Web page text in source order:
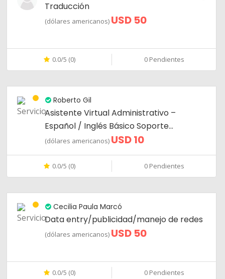
Traducción
(dólares americanos) USD 50
0.0/5 (0) 0 Pendientes
Roberto Gil
Asistente Virtual Administrativo –
Español / Inglés Básico Soporte
Administrativo y Atención al Cliente
Remoto Gestión de Agenda, Inventarios
y Procesos Operativos Profesor Online
(dólares americanos) USD 10
0.0/5 (0) 0 Pendientes
Cecilia Paula Marcó
Data entry/publicidad/manejo de redes
(dólares americanos) USD 50
0.0/5 (0) 0 Pendientes